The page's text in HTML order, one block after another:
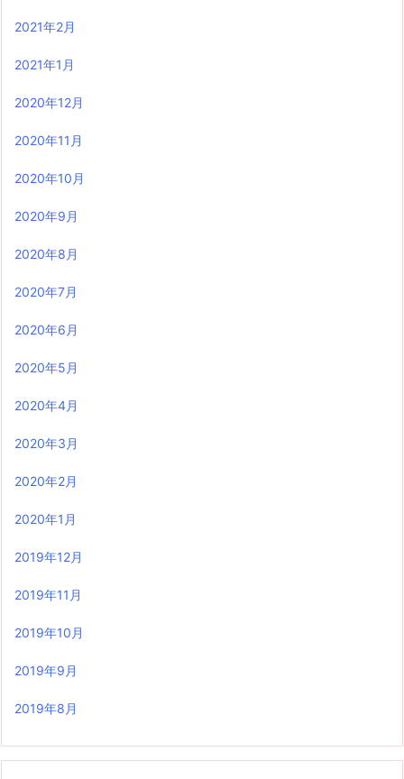
2021年2月
2021年1月
2020年12月
2020年11月
2020年10月
2020年9月
2020年8月
2020年7月
2020年6月
2020年5月
2020年4月
2020年3月
2020年2月
2020年1月
2019年12月
2019年11月
2019年10月
2019年9月
2019年8月